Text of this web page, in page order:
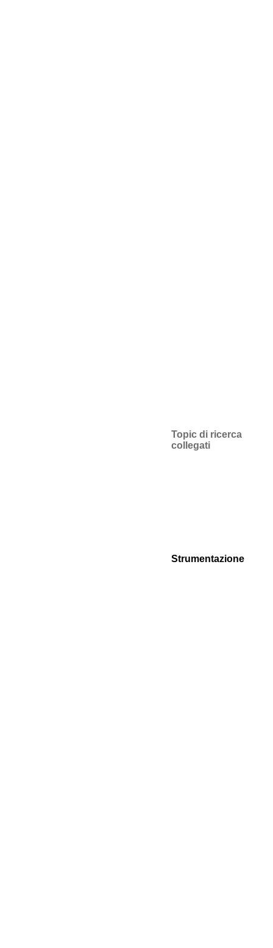
Topic di ricerca
collegati
Strumentazione